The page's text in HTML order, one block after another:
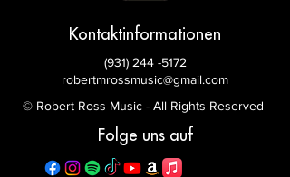
Kontaktinformationen
(931) 244 -5172
robertmrossmusic@gmail.com
© Robert Ross Music - All Rights Reserved
Folge uns auf